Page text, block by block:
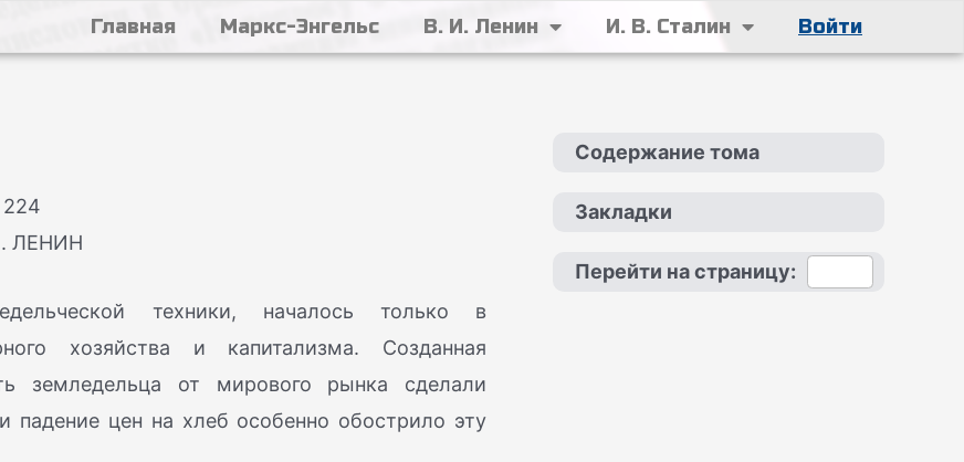
Главная Маркс-Энгельс В. И. Ленин И. В. Сталин Войти
224
ЛЕНИН
техники, началось только в
хозяйства и капитализма. Созданная
земледельца от мирового рынка сделали
падение цен на хлеб особенно обострило эту
Содержание тома
Закладки
Перейти на страницу: